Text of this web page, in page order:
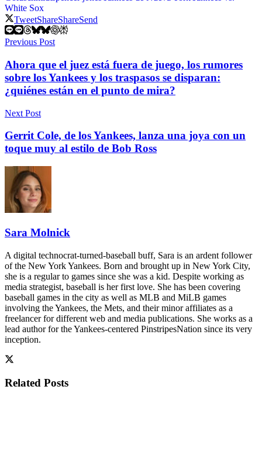
White Sox
TweetShareShareSend
Previous Post
Ahora que el juez está fuera de juego, los rumores
sobre los Yankees y los traspasos se disparan:
¿quiénes están en el punto de mira?
Next Post
Gerrit Cole, de los Yankees, lanza una joya con un
toque muy al estilo de Bob Ross
Sara Molnick
A digital technocrat-turned-baseball buff, Sara is an ardent follower
of the New York Yankees. Born and brought up in New York City,
she is a regular to games since she was a kid. Despite working as
media strategist, baseball is her first love. She has been covering
baseball games in the city as well as MLB and MiLB games
involving the Yankees, the Mets, and their minor affiliates as a
freelancer for different web and media publications. She works as a
lead author for the Yankees-centered PinstripesNation since its very
inception.
Related Posts